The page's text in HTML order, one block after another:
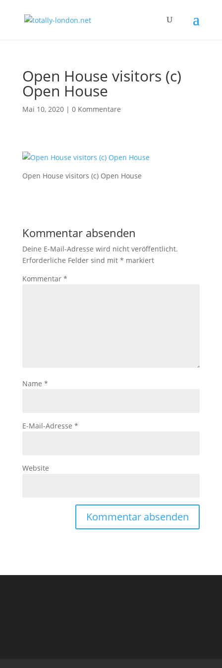
Open House visitors (c)
Open House
Mai 10, 2020| 0 Kommentare
Open House visitors (c) Open House
Kommentar absenden
Deine E-Mail-Adresse wird nicht veröffentlicht.
Erforderliche Felder sind mit * markiert
Kommentar *
Name *
E-Mail-Adresse *
Website